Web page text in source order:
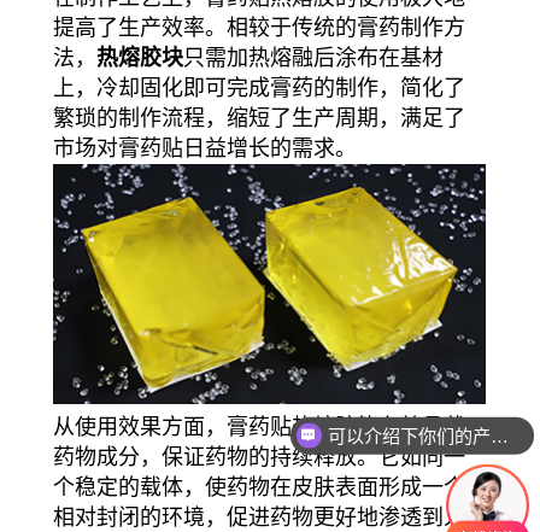
提高了生产效率。相较于传统的膏药制作方
法，热熔胶块只需加热熔融后涂布在基材
上，冷却固化即可完成膏药的制作，简化了
繁琐的制作流程，缩短了生产周期，满足了
市场对膏药贴日益增长的需求。
从使用效果方面，膏药贴热熔胶能有效承载
药物成分，保证药物的持续释放。它如同一
个稳定的载体，使药物在皮肤表面形成一个
相对封闭的环境，促进药物更好地渗透到人